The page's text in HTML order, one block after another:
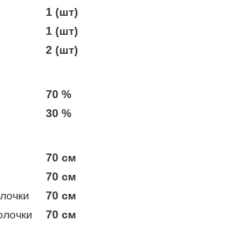
1 (шт)
1 (шт)
2 (шт)
70 %
30 %
70 см
70 см
70 см
70 см